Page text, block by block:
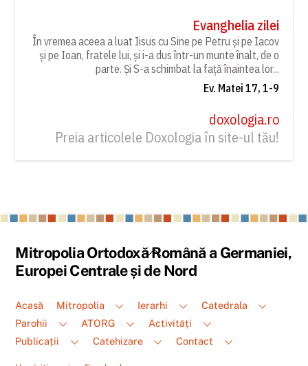
Evanghelia zilei
În vremea aceea a luat Iisus cu Sine pe Petru și pe Iacov
și pe Ioan, fratele lui, și i-a dus într-un munte înalt, de o
parte. Și S-a schimbat la față înaintea lor...
Ev. Matei 17, 1-9
doxologia.ro
Preia articolele Doxologia în site-ul tău!
Back
To
Mitropolia Ortodoxă Română a Germaniei,
Europei Centrale și de Nord
Acasă Mitropolia Ierarhi
Catedrala
Parohii
ATORG
Activități
Publicații
Catehizare Contact